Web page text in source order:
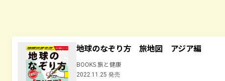
地球のなぞり方 旅地図 アジア編
BOOKS 旅と健康
2022.11.25 発売